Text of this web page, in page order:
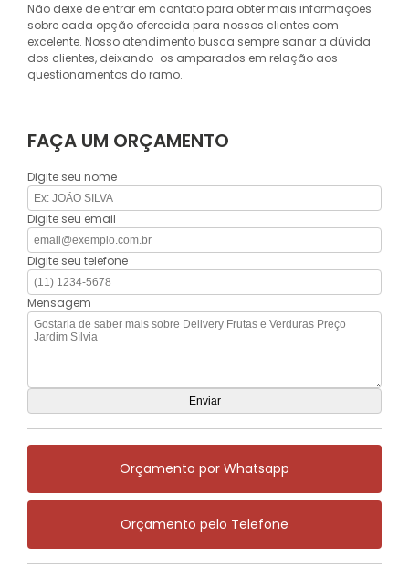
Não deixe de entrar em contato para obter mais informações
sobre cada opção oferecida para nossos clientes com
excelente. Nosso atendimento busca sempre sanar a dúvida
dos clientes, deixando-os amparados em relação aos
questionamentos do ramo.
FAÇA UM ORÇAMENTO
Digite seu nome
Digite seu email
Digite seu telefone
Mensagem
Orçamento por Whatsapp
Orçamento pelo Telefone